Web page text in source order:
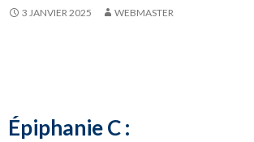
3 JANVIER 2025 WEBMASTER
Épiphanie C :